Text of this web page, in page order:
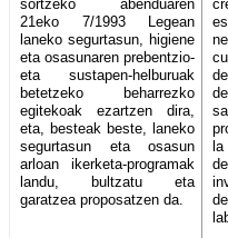
sortzeko abenduaren
21eko 7/1993 Legean
laneko segurtasun, higiene
eta osasunaren prebentzio-
eta sustapen-helburuak
betetzeko beharrezko
egitekoak ezartzen dira,
eta, besteak beste, laneko
segurtasun eta osasun
arloan ikerketa-programak
landu, bultzatu eta
garatzea proposatzen da.